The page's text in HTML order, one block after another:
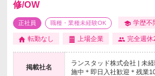
修/OW
正社員 職種・業種未経験OK 学歴不
転勤なし 上場企業 完全週休
掲載社名
ランスタッド株式会社 | 未
施中＊即日入社歓迎＊残業